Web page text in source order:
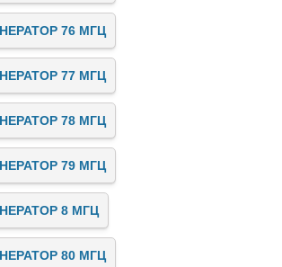
76 МГЦ
77 МГЦ
78 МГЦ
79 МГЦ
8 МГЦ
80 МГЦ